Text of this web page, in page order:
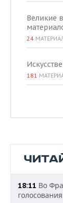
Великие
24
181
18:11 Во